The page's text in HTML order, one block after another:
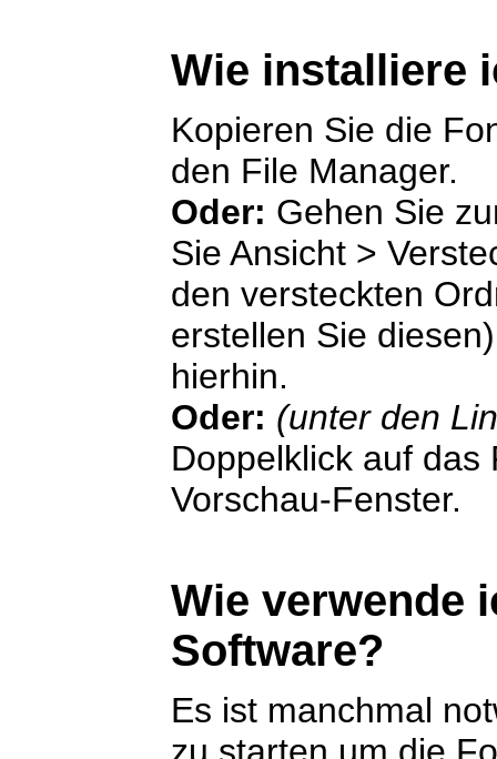
Wie installiere
Kopieren Sie die
den File Manager.
Oder: Gehen Sie
Sie Ansicht >
den versteckten
erstellen Sie
hierhin.
Oder: (unter den
Doppelklick auf das
Vorschau-Fenster.
Wie verwende
Software?
Es ist manchmal